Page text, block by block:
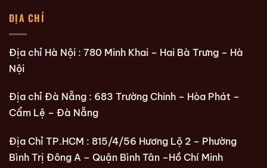
ĐỊA CHỈ
Địa chỉ Hà Nội : 780 Minh Khai – Hai Bà Trưng – Hà
Nội
Địa chỉ Đà Nẵng : 683 Trường Chinh – Hòa Phát –
Cẩm Lệ – Đà Nẵng
Địa Chỉ TP.HCM : 815/4/56 Hương Lộ 2 – Phường
Bình Trị Đông A – Quận Bình Tân –Hồ Chí Minh